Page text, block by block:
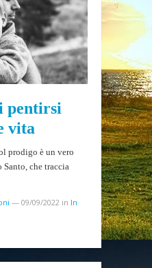
pentirsi
vita
prodigo è un vero
che traccia
— 09/09/2022 in In